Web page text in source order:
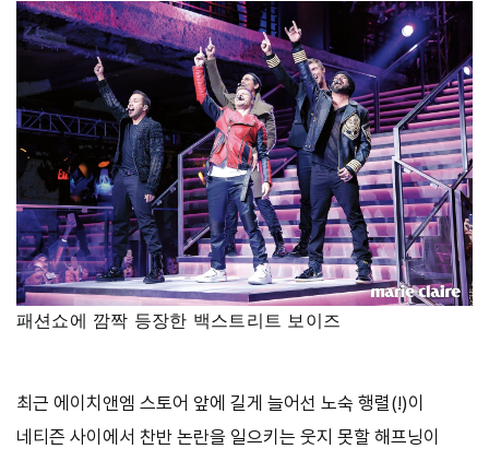
패션쇼에 깜짝 등장한 백스트리트 보이즈
최근 에이치앤엠 스토어 앞에 길게 늘어선 노숙 행렬(!)이
네티즌 사이에서 찬반 논란을 일으키는 웃지 못할 해프닝이